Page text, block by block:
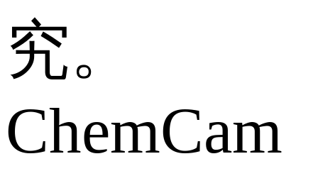
究。
ChemCam